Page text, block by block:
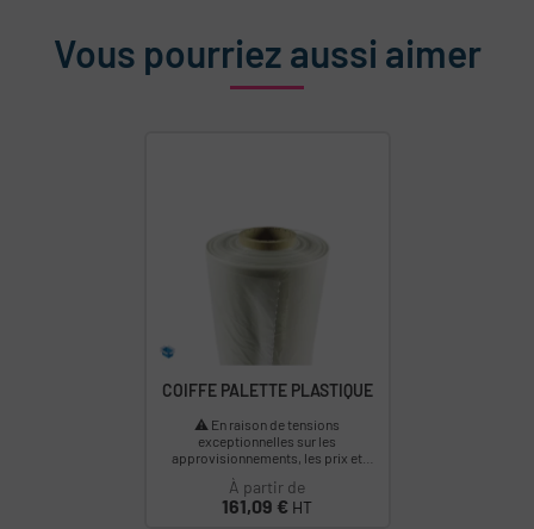
Vous pourriez aussi aimer
COIFFE PALETTE PLASTIQUE
⚠️ En raison de tensions
exceptionnelles sur les
approvisionnements, les prix et
délais de ce produit sont
susceptibles d’évoluer. Nous vous...
À partir de
Prix
161,09 € HT